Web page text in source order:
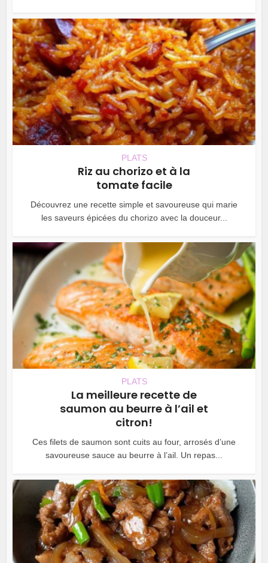
PLATS
Riz au chorizo et à la
tomate facile
Découvrez une recette simple et savoureuse qui marie
les saveurs épicées du chorizo avec la douceur...
PLATS
La meilleure recette de
saumon au beurre à l’ail et
citron!
Ces filets de saumon sont cuits au four, arrosés d’une
savoureuse sauce au beurre à l’ail. Un repas...